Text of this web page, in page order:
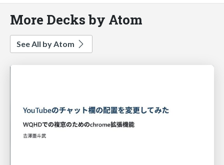
More Decks by Atom
See All by Atom